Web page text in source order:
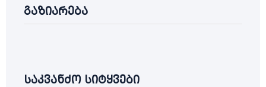
გაზიარება
საკვანძო სიტყვები